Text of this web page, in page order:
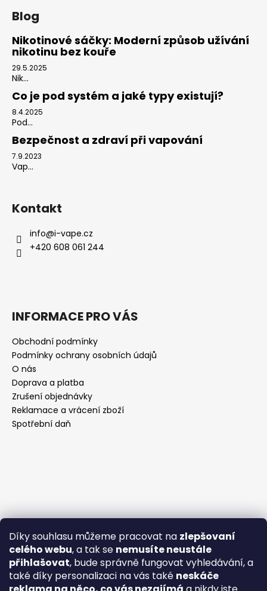
Díky souhlasu můžeme pracovat na zlepšovaní
celého webu, a tak se nemusíte neustále
přihlašovat, bude správně fungovat vyhledávání, a
také díky personalizaci na vás také neskáče
Blog
Nikotinové sáčky: Moderní způsob užívání
nikotinu bez kouře
29.5.2025
Nik...
Co je pod systém a jaké typy existují?
8.4.2025
Pod...
Bezpečnost a zdraví při vapování
7.9.2023
Vap...
Kontakt
info@i-vape.cz
+420 608 061 244
INFORMACE PRO VÁS
Obchodní podmínky
Podmínky ochrany osobních údajů
O nás
Doprava a platba
Zrušení objednávky
Reklamace a vrácení zboží
Spotřební daň